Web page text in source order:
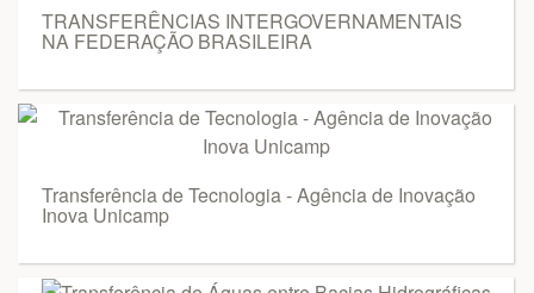
TRANSFERÊNCIAS INTERGOVERNAMENTAIS
NA FEDERAÇÃO BRASILEIRA
Transferência de Tecnologia - Agência de Inovação
Inova Unicamp